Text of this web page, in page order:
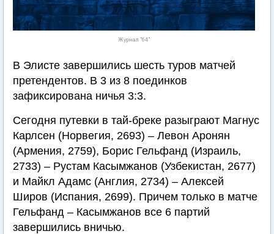
Журнал "64"
В Элисте завершились шесть туров матчей
претендентов. В 3 из 8 поединков
зафиксирована ничья 3:3.
Сегодня путевки в тай-бреке разыграют Магнус
Карлсен (Норвегия, 2693) – Левон Аронян
(Армения, 2759), Борис Гельфанд (Израиль,
2733) – Рустам Касымжанов (Узбекистан, 2677)
и Майкл Адамс (Англия, 2734) – Алексей
Широв (Испания, 2699). Причем только в матче
Гельфанд – Касымжанов все 6 партий
завершились вничью.